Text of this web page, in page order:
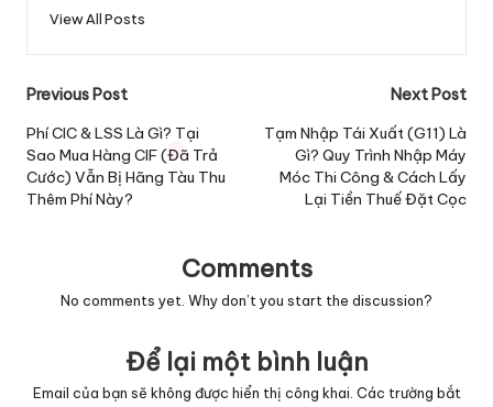
View All Posts
Post
navigation
Previous Post
Phí CIC & LSS Là Gì? Tại
Sao Mua Hàng CIF (Đã Trả
Cước) Vẫn Bị Hãng Tàu Thu
Thêm Phí Này?
Next Post
Tạm Nhập Tái Xuất (G11) Là
Gì? Quy Trình Nhập Máy
Móc Thi Công & Cách Lấy
Lại Tiền Thuế Đặt Cọc
Comments
No comments yet. Why don’t you start the discussion?
Để lại một bình luận
Email của bạn sẽ không được hiển thị công khai. Các trường bắt